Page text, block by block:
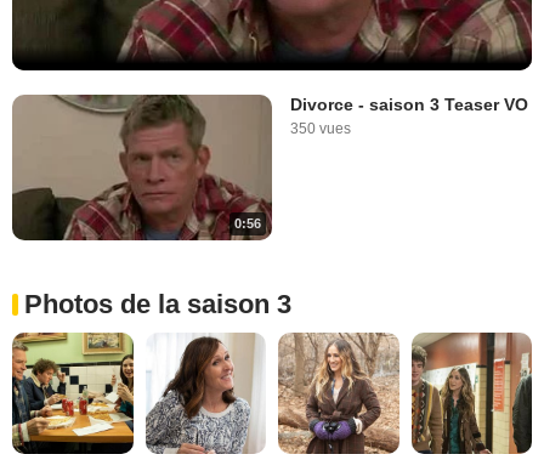
0:56
Divorce - saison 3 Teaser VO
350 vues
Photos de la saison 3